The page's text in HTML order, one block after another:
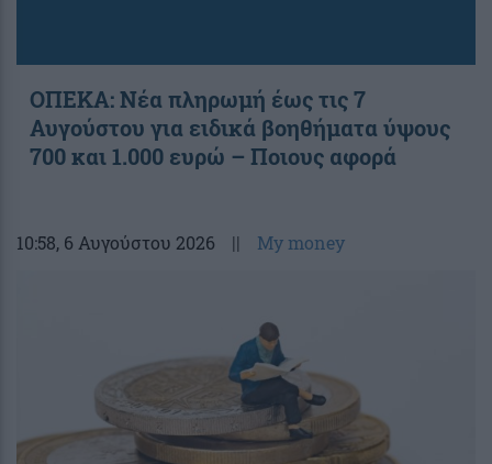
ΟΠΕΚΑ: Νέα πληρωμή έως τις 7
Αυγούστου για ειδικά βοηθήματα ύψους
700 και 1.000 ευρώ – Ποιους αφορά
10:58, 6 Αυγούστου 2026 || My money